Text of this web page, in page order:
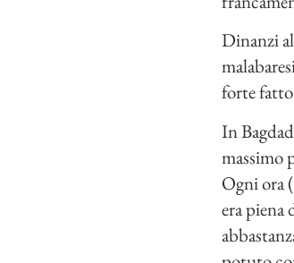
Dinanzi
forte
In
massimo
Ogni ora
era